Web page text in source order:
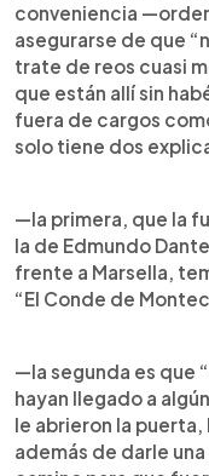
conveniencia
asegurarse de que
trate de reos cuasi
que están allí sin
fuera de cargos
solo tiene dos
—la primera, que la
la de Edmundo
frente a Marsella,
“El Conde de
—la segunda es que
hayan llegado a
le abrieron la
además de darle